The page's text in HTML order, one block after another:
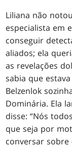
Liliana não
especialista em
conseguir
aliados; ela
as revelações
sabia que
Belzenlok
Dominária. Ela
disse: “Nós
que seja por
conversar